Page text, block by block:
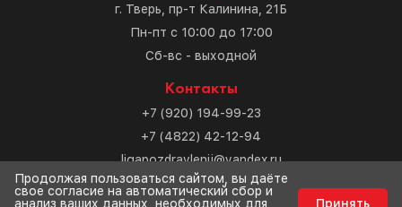
г. Тверь, пр-т Калинина, 21Б
Пн-пт с 10:00 до 17:00
Сб-вс - выходной
Контакты
+7 (920) 194-99-23
+7 (4822) 42-12-94
ligapozdravlenij@yandex.ru
Разработка сайта
Продолжая пользоваться сайтом, вы даёте
свое согласие на автоматический сбор и
анализ ваших данных, необходимых для
Принять